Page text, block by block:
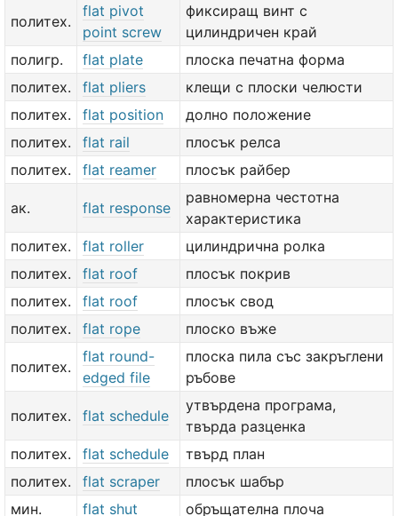
политех.
flat pivot
point screw
фиксиращ винт с
цилиндричен край
полигр.
flat plate
плоска печатна форма
политех.
flat pliers
клещи с плоски челюсти
политех.
flat position
долно положение
политех.
flat rail
плосък релса
политех.
flat reamer плосък райбер
ак. flat response
равномерна честотна
характеристика
политех.
flat roller
цилиндрична ролка
политех.
flat roof
плосък покрив
политех.
flat roof
плосък свод
политех.
flat rope плоско въже
политех.
flat round-
edged file
плоска пила със закръглени
ръбове
политех. flat schedule
утвърдена програма,
твърда разценка
политех.
flat schedule
твърд план
политех.
flat scraper
плосък шабър
мин.
flat shut обръщателна плоча